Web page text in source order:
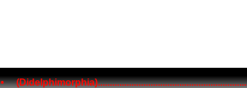
• (Didelphimorphia)..............................................................